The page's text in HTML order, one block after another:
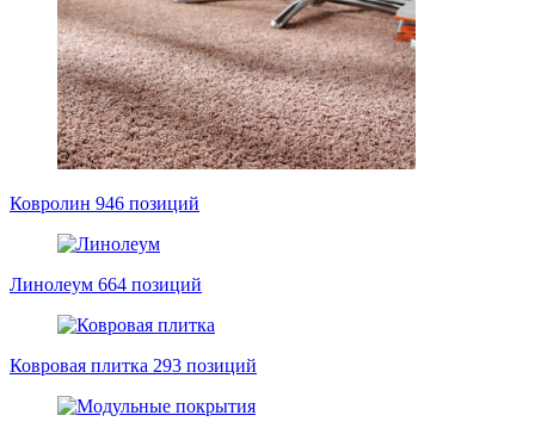
Ковролин 946 позиций
Линолеум 664 позиций
Ковровая плитка 293 позиций